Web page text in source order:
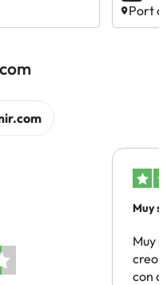
Port
Muy
Muy
creo
con